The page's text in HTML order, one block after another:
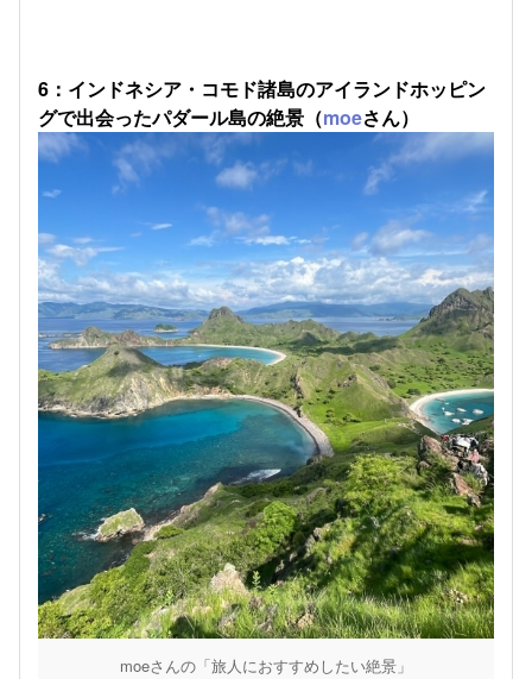
6：インドネシア・コモド諸島のアイランドホッピン
グで出会ったパダール島の絶景（moeさん）
moeさんの「旅人におすすめしたい絶景」